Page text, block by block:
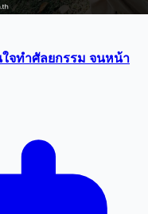
จทำศัลยกรรม จนหน้า